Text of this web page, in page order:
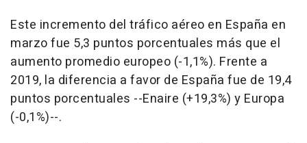
Este incremento del tráfico aéreo en España en
marzo fue 5,3 puntos porcentuales más que el
aumento promedio europeo (-1,1%). Frente a
2019, la diferencia a favor de España fue de 19,4
puntos porcentuales --Enaire (+19,3%) y Europa
(-0,1%)--.